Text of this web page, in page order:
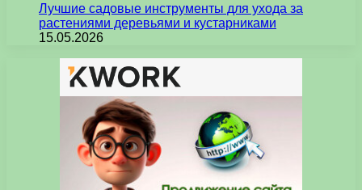
Лучшие садовые инструменты для ухода за
растениями деревьями и кустарниками
15.05.2026